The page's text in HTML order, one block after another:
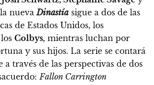
la nuevaDinastía sigue a dos de las
de Estados Unidos, los
Colbys, mientras luchan por
y sus hijos. La serie se contará
través de las perspectivas de dos
Fallon Carrington